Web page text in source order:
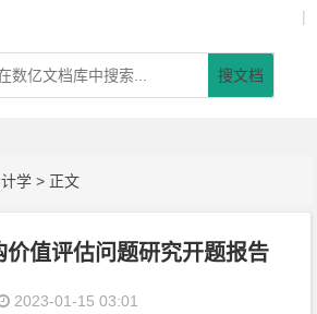
|
搜文档
学 > 正文
价值评估问题研究开题报告
2023-01-15 03:01